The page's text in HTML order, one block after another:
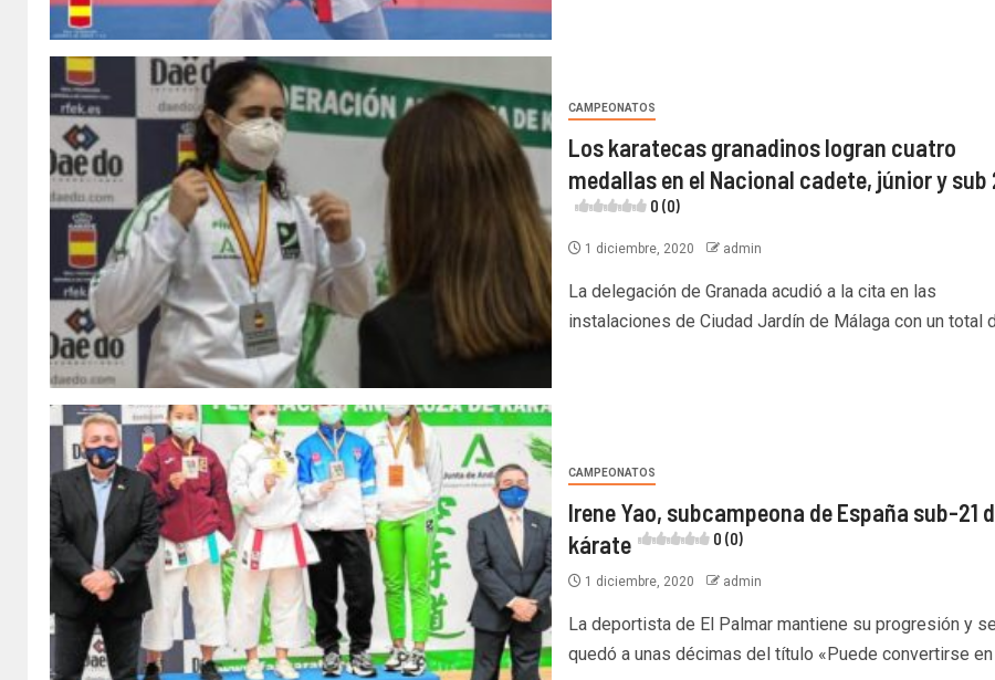
CAMPEONATOS
Los karatecas granadinos logran cuatro
medallas en el Nacional cadete, júnior y sub
0 (0)
1 diciembre, 2020 admin
La delegación de Granada acudió a la cita en las
instalaciones de Ciudad Jardín de Málaga con un total
CAMPEONATOS
Irene Yao, subcampeona de España sub-21
kárate
0 (0)
1 diciembre, 2020 admin
La deportista de El Palmar mantiene su progresión y se
quedó a unas décimas del título «Puede convertirse en